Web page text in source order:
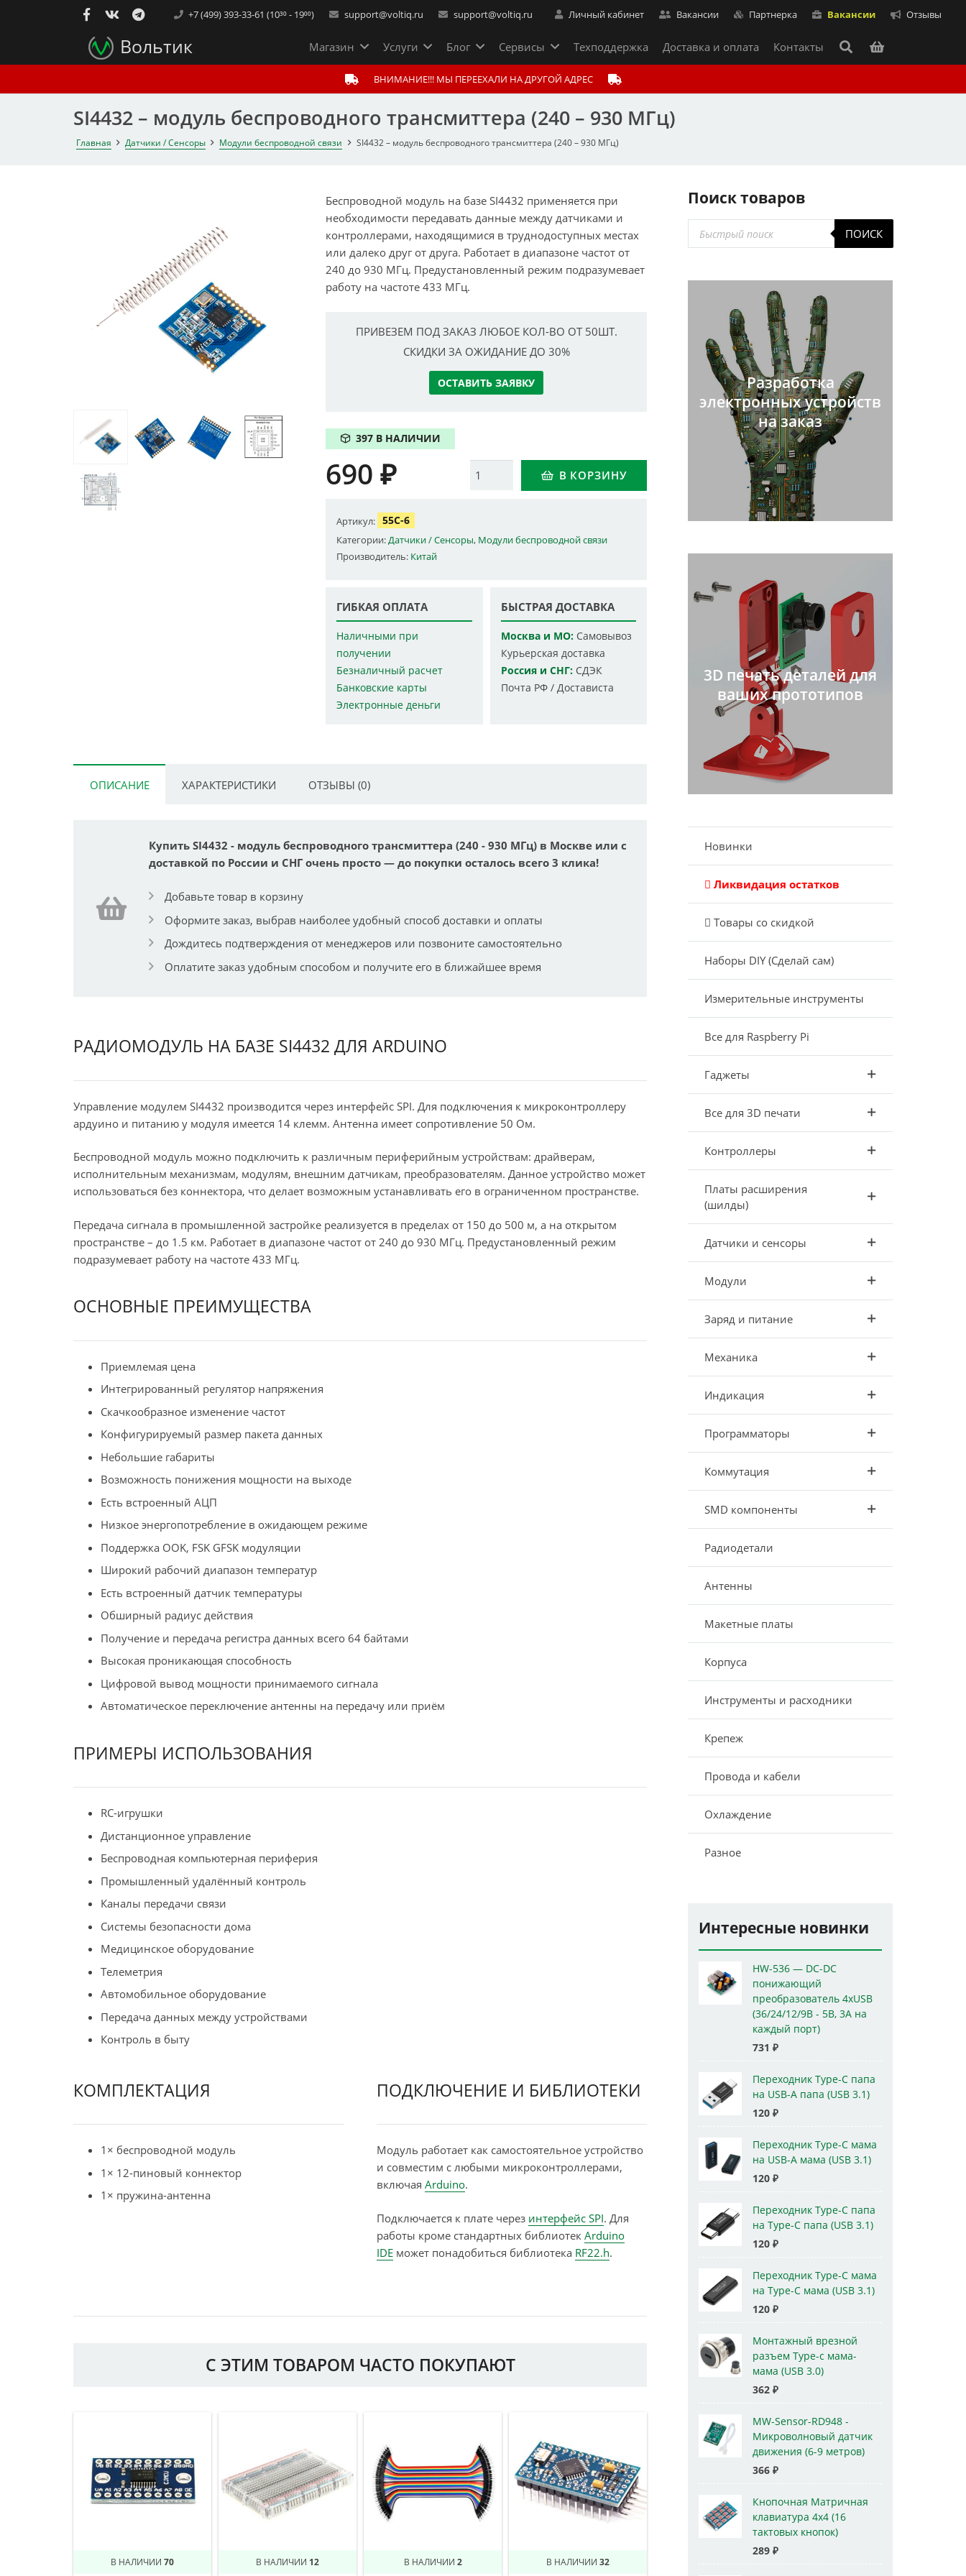
+7 (499) 393-33-61 (10³⁰ - 19⁰⁰) support@voltiq.ru support@voltiq.ru Личный кабинет Вакансии Партнерка Вакансии Отзывы
Вольтик Магазин Услуги Блог Сервисы Техподдержка Доставка и оплата Контакты
ВНИМАНИЕ!!! МЫ ПЕРЕЕХАЛИ НА ДРУГОЙ АДРЕС
SI4432 – модуль беспроводного трансмиттера (240 – 930 МГц)
Главная Датчики / Сенсоры Модули беспроводной связи SI4432 – модуль беспроводного трансмиттера (240 – 930 МГц)
Беспроводной модуль на базе SI4432 применяется при
необходимости передавать данные между датчиками и
контроллерами, находящимися в труднодоступных местах
или далеко друг от друга. Работает в диапазоне частот от
240 до 930 МГц. Предустановленный режим подразумевает
работу на частоте 433 МГц.
ПРИВЕЗЕМ ПОД ЗАКАЗ ЛЮБОЕ КОЛ-ВО ОТ 50ШТ.
СКИДКИ ЗА ОЖИДАНИЕ ДО 30%
ОСТАВИТЬ ЗАЯВКУ
397 В НАЛИЧИИ
Количество В КОРЗИНУ
690₽
Артикул: 55C-6
Категории:Датчики / Сенсоры, Модули беспроводной связи
Производитель: Китай
ГИБКАЯ ОПЛАТА
Наличными при
получении
Безналичный расчет
Банковские карты
Электронные деньги
БЫСТРАЯ ДОСТАВКА
Москва и МО:Самовывоз
Курьерская доставка
Россия и СНГ:СДЭК
Почта РФ / Достависта
ОПИСАНИЕ ХАРАКТЕРИСТИКИ ОТЗЫВЫ (0)
Купить SI4432 - модуль беспроводного трансмиттера (240 - 930 МГц) в Москве или с
доставкой по России и СНГ очень просто — до покупки осталось всего 3 клика!
Добавьте товар в корзину
Оформите заказ, выбрав наиболее удобный способ доставки и оплаты
Дождитесь подтверждения от менеджеров или позвоните самостоятельно
Оплатите заказ удобным способом и получите его в ближайшее время
РАДИОМОДУЛЬ НА БАЗЕ SI4432 ДЛЯ ARDUINO
Управление модулем SI4432 производится через интерфейс SPI. Для подключения к микроконтроллеру
ардуино и питанию у модуля имеется 14 клемм. Антенна имеет сопротивление 50 Ом.
Беспроводной модуль можно подключить к различным периферийным устройствам: драйверам,
исполнительным механизмам, модулям, внешним датчикам, преобразователям. Данное устройство может
использоваться без коннектора, что делает возможным устанавливать его в ограниченном пространстве.
Передача сигнала в промышленной застройке реализуется в пределах от 150 до 500 м, а на открытом
пространстве – до 1.5 км. Работает в диапазоне частот от 240 до 930 МГц. Предустановленный режим
подразумевает работу на частоте 433 МГц.
ОСНОВНЫЕ ПРЕИМУЩЕСТВА
Приемлемая цена
Интегрированный регулятор напряжения
Скачкообразное изменение частот
Конфигурируемый размер пакета данных
Небольшие габариты
Возможность понижения мощности на выходе
Есть встроенный АЦП
Низкое энергопотребление в ожидающем режиме
Поддержка OOK, FSK GFSK модуляции
Широкий рабочий диапазон температур
Есть встроенный датчик температуры
Обширный радиус действия
Получение и передача регистра данных всего 64 байтами
Высокая проникающая способность
Цифровой вывод мощности принимаемого сигнала
Автоматическое переключение антенны на передачу или приём
ПРИМЕРЫ ИСПОЛЬЗОВАНИЯ
RC-игрушки
Дистанционное управление
Беспроводная компьютерная периферия
Промышленный удалённый контроль
Каналы передачи связи
Системы безопасности дома
Медицинское оборудование
Телеметрия
Автомобильное оборудование
Передача данных между устройствами
Контроль в быту
КОМПЛЕКТАЦИЯ
1× беспроводной модуль
1× 12-пиновый коннектор
1× пружина-антенна
ПОДКЛЮЧЕНИЕ И БИБЛИОТЕКИ
Модуль работает как самостоятельное устройство
и совместим с любыми микроконтроллерами,
включая Arduino.
Подключается к плате через интерфейс SPI. Для
работы кроме стандартных библиотек Arduino
IDEможет понадобиться библиотека RF22.h.
С ЭТИМ ТОВАРОМ ЧАСТО ПОКУПАЮТ
В НАЛИЧИИ 70 В НАЛИЧИИ 12 В НАЛИЧИИ 2 В НАЛИЧИИ 32
Поиск товаров
Поиск
товаров
ПОИСК
Разработка
электронных устройств
на заказ
3D печать деталей для
ваших прототипов
Новинки
Ликвидация остатков
Товары со скидкой
Наборы DIY (Сделай сам)
Измерительные инструменты
Все для Raspberry Pi
Гаджеты
Все для 3D печати
Контроллеры
Платы расширения
(шилды)
Датчики и сенсоры
Модули
Заряд и питание
Механика
Индикация
Программаторы
Коммутация
SMD компоненты
Радиодетали
Антенны
Макетные платы
Корпуса
Инструменты и расходники
Крепеж
Провода и кабели
Охлаждение
Разное
Интересные новинки
HW-536 — DC-DC
понижающий
преобразователь 4xUSB
(36/24/12/9В - 5В, 3А на
каждый порт)
731 ₽
Переходник Type-C папа
на USB-A папа (USB 3.1)
120 ₽
Переходник Type-C мама
на USB-A мама (USB 3.1)
120 ₽
Переходник Type-C папа
на Type-C папа (USB 3.1)
120 ₽
Переходник Type-C мама
на Type-C мама (USB 3.1)
120 ₽
Монтажный врезной
разъем Type-c мама-
мама (USB 3.0)
362 ₽
MW-Sensor-RD948 -
Микроволновый датчик
движения (6-9 метров)
366 ₽
Кнопочная Матричная
клавиатура 4x4 (16
тактовых кнопок)
289 ₽